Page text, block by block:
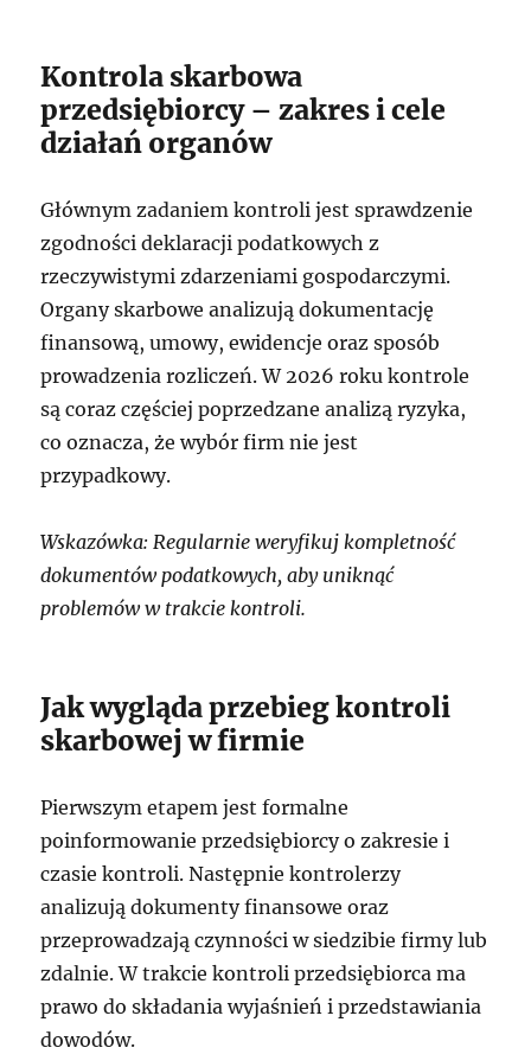
Kontrola skarbowa
przedsiębiorcy – zakres i cele
działań organów
Głównym zadaniem kontroli jest sprawdzenie
zgodności deklaracji podatkowych z
rzeczywistymi zdarzeniami gospodarczymi.
Organy skarbowe analizują dokumentację
finansową, umowy, ewidencje oraz sposób
prowadzenia rozliczeń. W 2026 roku kontrole
są coraz częściej poprzedzane analizą ryzyka,
co oznacza, że wybór firm nie jest
przypadkowy.
Wskazówka: Regularnie weryfikuj kompletność
dokumentów podatkowych, aby uniknąć
problemów w trakcie kontroli.
Jak wygląda przebieg kontroli
skarbowej w firmie
Pierwszym etapem jest formalne
poinformowanie przedsiębiorcy o zakresie i
czasie kontroli. Następnie kontrolerzy
analizują dokumenty finansowe oraz
przeprowadzają czynności w siedzibie firmy lub
zdalnie. W trakcie kontroli przedsiębiorca ma
prawo do składania wyjaśnień i przedstawiania
dowodów.